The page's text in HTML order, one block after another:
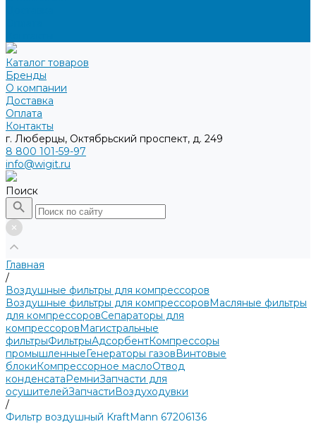
Каталог товаров
Бренды
О компании
Доставка
Оплата
Контакты
г. Люберцы, Октябрьский проспект, д. 249
8 800 101-59-97
info@wigit.ru
Поиск
Главная
/
Воздушные фильтры для компрессоров
Воздушные фильтры для компрессоровМасляные фильтры
для компрессоровСепараторы для
компрессоровМагистральные
фильтрыФильтрыАдсорбентКомпрессоры
промышленныеГенераторы газовВинтовые
блокиКомпрессорное маслоОтвод
конденсатаРемниЗапчасти для
осушителейЗапчастиВоздуходувки
/
Фильтр воздушный KraftMann 67206136